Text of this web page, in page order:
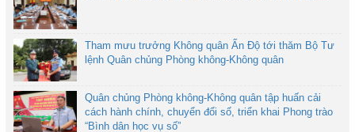
Tham mưu trưởng Không quân Ấn Độ tới thăm Bộ Tư
lệnh Quân chủng Phòng không-Không quân
Quân chủng Phòng không-Không quân tập huấn cải
cách hành chính, chuyển đổi số, triển khai Phong trào
“Bình dân học vụ số”